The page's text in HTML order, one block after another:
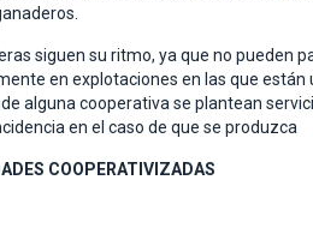
siguen su ritmo, ya que no
en explotaciones en las que
alguna cooperativa se plantean
en el caso de que se produzca
COOPERATIVIZADAS